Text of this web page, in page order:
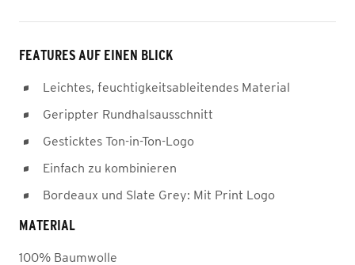
FEATURES AUF EINEN BLICK
Leichtes, feuchtigkeitsableitendes Material
Gerippter Rundhalsausschnitt
Gesticktes Ton-in-Ton-Logo
Einfach zu kombinieren
Bordeaux und Slate Grey: Mit Print Logo
MATERIAL
100% Baumwolle